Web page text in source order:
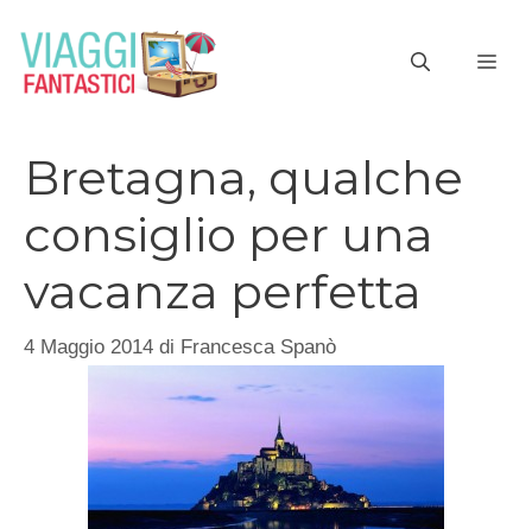
contenuto
Bretagna, qualche
consiglio per una
vacanza perfetta
4 Maggio 2014 di Francesca Spanò